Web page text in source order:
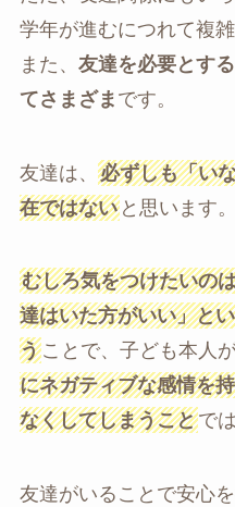
学年が進むにつれて複
また、 友達を必要とす
てさまざま です。
友達は、 必ずしも「い
在ではないと思います。
むしろ気をつけたいの
達はいた方がいい」と
うことで、子ども本人が
にネガティブな感情を
なくしてしまうことで
友達がいることで安心を